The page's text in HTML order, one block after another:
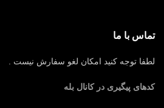
تماس با ما
لطفا توجه کنید امکان لغو سفارش نیست .
کدهای پیگیری در کانال بله